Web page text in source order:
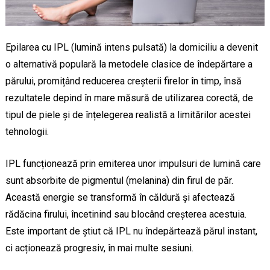
Epilarea cu IPL (lumină intens pulsată) la domiciliu a devenit
o alternativă populară la metodele clasice de îndepărtare a
părului, promițând reducerea creșterii firelor în timp, însă
rezultatele depind în mare măsură de utilizarea corectă, de
tipul de piele și de înțelegerea realistă a limitărilor acestei
tehnologii.
IPL funcționează prin emiterea unor impulsuri de lumină care
sunt absorbite de pigmentul (melanina) din firul de păr.
Această energie se transformă în căldură și afectează
rădăcina firului, încetinind sau blocând creșterea acestuia.
Este important de știut că IPL nu îndepărtează părul instant,
ci acționează progresiv, în mai multe sesiuni.